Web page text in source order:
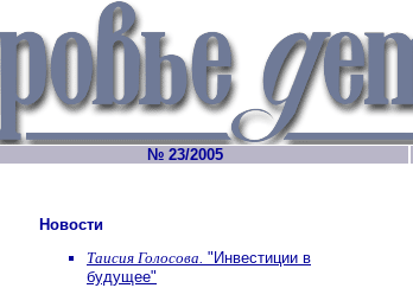
№ 23/2005
Новости
Таисия Голосова. "Инвестиции в
будущее"